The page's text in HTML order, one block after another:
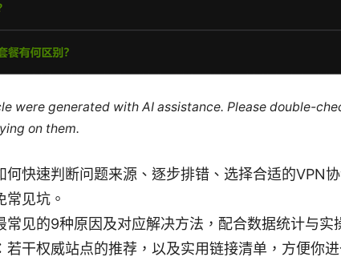
were generated with AI assistance. Please double-
on them.
何快速判断问题来源、逐步排错、选择合适的VPN
常见坑。
常见的9种原因及对应解决方法，配合数据统计与实
若干权威站点的推荐，以及实用链接清单，方便你进